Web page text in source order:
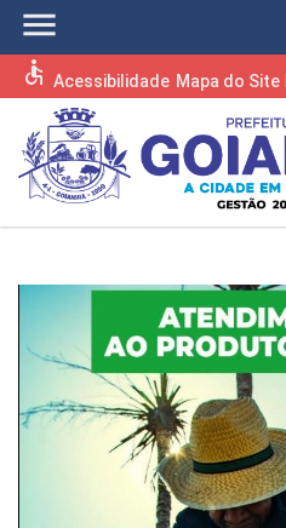
menu
accessible Acessibilidade Mapa do Site